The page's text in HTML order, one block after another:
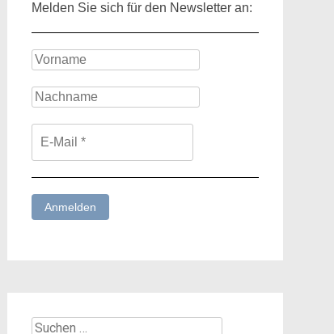
Melden Sie sich für den Newsletter an:
Suchen